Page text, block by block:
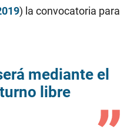
) la convocatoria para
mediante el
libre